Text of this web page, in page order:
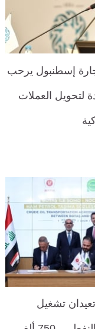
إسطنبول يرحب
لتحويل العملات
تشغيل